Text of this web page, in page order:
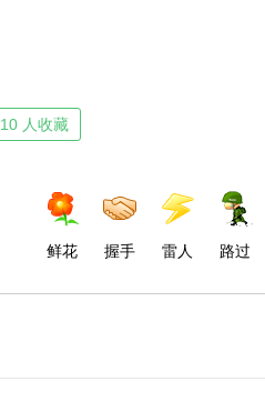
10 人收藏
鲜花 握手 雷人 路过